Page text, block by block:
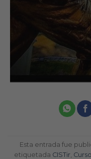
Esta entrada fue
etiquetada CISTir,